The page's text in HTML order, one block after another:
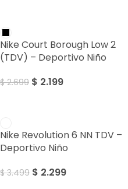
Nike Court Borough Low 2
(TDV) – Deportivo Niño
$2.699 $ 2.199
Nike Revolution 6 NN TDV –
Deportivo Niño
$3.499 $ 2.299